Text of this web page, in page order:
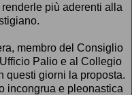
più aderenti alla
membro del Consiglio
Palio e al Collegio
questi giorni la proposta.
incongrua e pleonastica